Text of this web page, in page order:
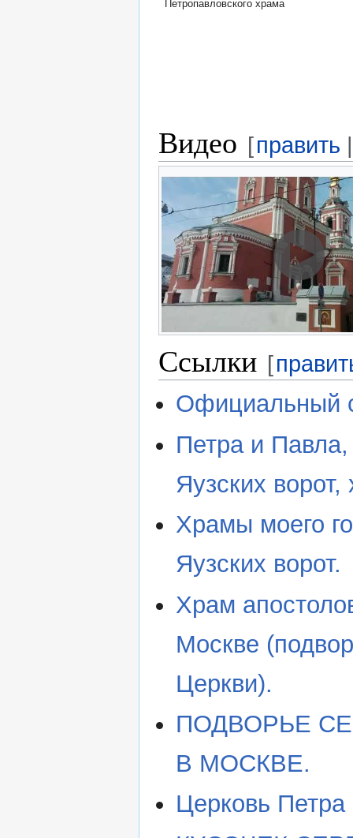
Петропавловского храма
Видео [править
Ссылки [
Официальный
Петра и
Яузских
Храмы моего
Яузских ворот.
Храм
Москве
Церкви).
ПОДВОРЬЕ
В МОСКВЕ.
Церковь Петра